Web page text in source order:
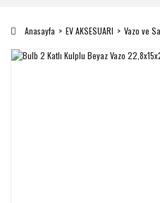
Anasayfa EV AKSESUARI Vazo ve